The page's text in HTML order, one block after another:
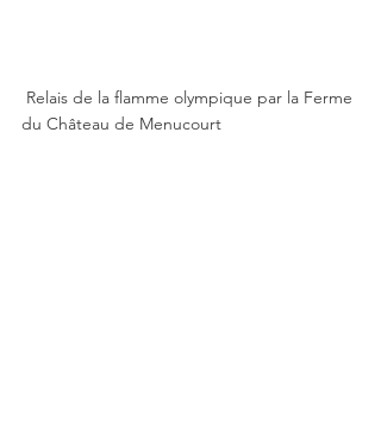
Relais de la flamme olympique par la Ferme
du Château de Menucourt